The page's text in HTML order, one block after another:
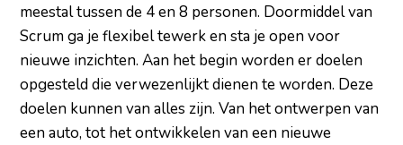
meestal tussen de 4 en 8 personen. Doormiddel van
Scrum ga je flexibel tewerk en sta je open voor
nieuwe inzichten. Aan het begin worden er doelen
opgesteld die verwezenlijkt dienen te worden. Deze
doelen kunnen van alles zijn. Van het ontwerpen van
een auto, tot het ontwikkelen van een nieuwe